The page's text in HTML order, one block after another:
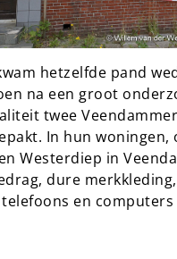
hetzelfde pand
na een groot
twee
In hun woningen,
Westerdiep in
dure merkkleding,
en computers